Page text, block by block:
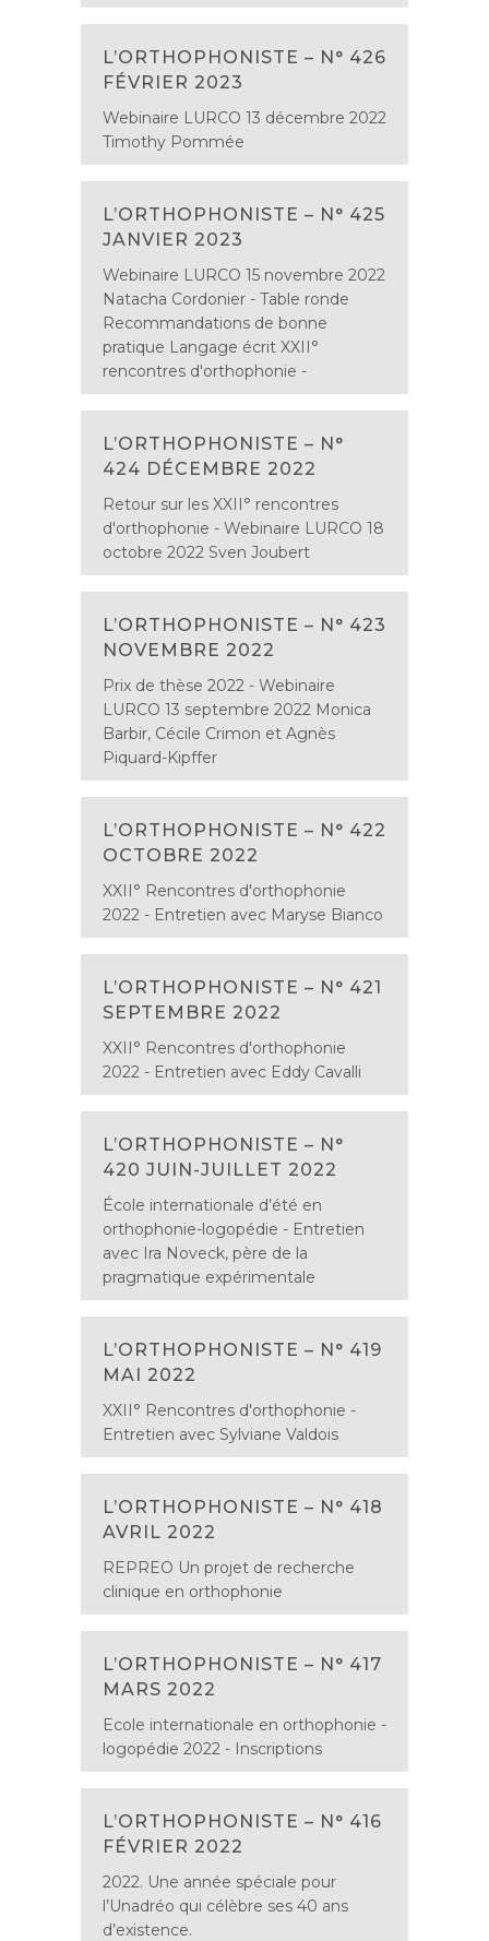
L’ORTHOPHONISTE – N° 426
FÉVRIER 2023
Webinaire LURCO 13 décembre 2022
Timothy Pommée
L’ORTHOPHONISTE – N° 425
JANVIER 2023
Webinaire LURCO 15 novembre 2022
Natacha Cordonier - Table ronde
Recommandations de bonne
pratique Langage écrit XXII°
rencontres d'orthophonie -
L’ORTHOPHONISTE – N°
424 DÉCEMBRE 2022
Retour sur les XXII° rencontres
d'orthophonie - Webinaire LURCO 18
octobre 2022 Sven Joubert
L’ORTHOPHONISTE – N° 423
NOVEMBRE 2022
Prix de thèse 2022 - Webinaire
LURCO 13 septembre 2022 Monica
Barbir, Cécile Crimon et Agnès
Piquard-Kipffer
L’ORTHOPHONISTE – N° 422
OCTOBRE 2022
XXII° Rencontres d'orthophonie
2022 - Entretien avec Maryse Bianco
L’ORTHOPHONISTE – N° 421
SEPTEMBRE 2022
XXII° Rencontres d'orthophonie
2022 - Entretien avec Eddy Cavalli
L’ORTHOPHONISTE – N°
420 JUIN-JUILLET 2022
École internationale d’été en
orthophonie-logopédie - Entretien
avec Ira Noveck, père de la
pragmatique expérimentale
L’ORTHOPHONISTE – N° 419
MAI 2022
XXII° Rencontres d'orthophonie -
Entretien avec Sylviane Valdois
L’ORTHOPHONISTE – N° 418
AVRIL 2022
REPREO Un projet de recherche
clinique en orthophonie
L’ORTHOPHONISTE – N° 417
MARS 2022
Ecole internationale en orthophonie -
logopédie 2022 - Inscriptions
L’ORTHOPHONISTE – N° 416
FÉVRIER 2022
2022. Une année spéciale pour
l’Unadréo qui célèbre ses 40 ans
d’existence.